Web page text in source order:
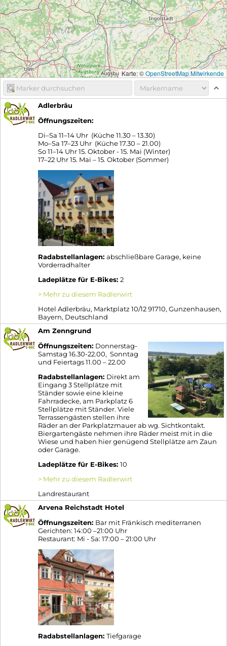
Karte: ©OpenStreetMap Mitwirkende
Adlerbräu
Öffnungszeiten:
Di–Sa 11–14 Uhr (Küche 11.30 – 13.30)
Mo–Sa 17–23 Uhr (Küche 17.30 – 21.00)
So 11–14 Uhr 15. Oktober - 15. Mai (Winter)
17–22 Uhr 15. Mai – 15. Oktober (Sommer)
Radabstellanlagen: abschließbare Garage, keine
Vorderradhalter
Ladeplätze für E-Bikes: 2
> Mehr zu diesem Radlerwirt
Hotel Adlerbräu, Marktplatz 10/12 91710, Gunzenhausen,
Bayern, Deutschland
Am Zenngrund
Öffnungszeiten: Donnerstag-
Samstag 16.30-22.00, Sonntag
und Feiertags 11.00 – 22.00
Radabstellanlagen: Direkt am
Eingang 3 Stellplätze mit
Ständer sowie eine kleine
Fahrradecke, am Parkplatz 6
Stellplätze mit Ständer. Viele
Terrassengästen stellen ihre
Räder an der Parkplatzmauer ab wg. Sichtkontakt.
Biergartengäste nehmen ihre Räder meist mit in die
Wiese und haben hier genügend Stellplätze am Zaun
oder Garage.
Ladeplätze für E-Bikes: 10
> Mehr zu diesem Radlerwirt
Landrestaurant
Arvena Reichstadt Hotel
Öffnungszeiten: Bar mit Fränkisch mediterranen
Gerichten: 14:00 –21:00 Uhr
Restaurant: Mi - Sa: 17:00 – 21:00 Uhr
Radabstellanlagen: Tiefgarage